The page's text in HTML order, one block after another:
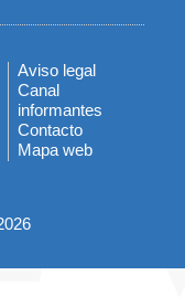
Menú
del
pie
Aviso legal
Canal
informantes
Contacto
Mapa web